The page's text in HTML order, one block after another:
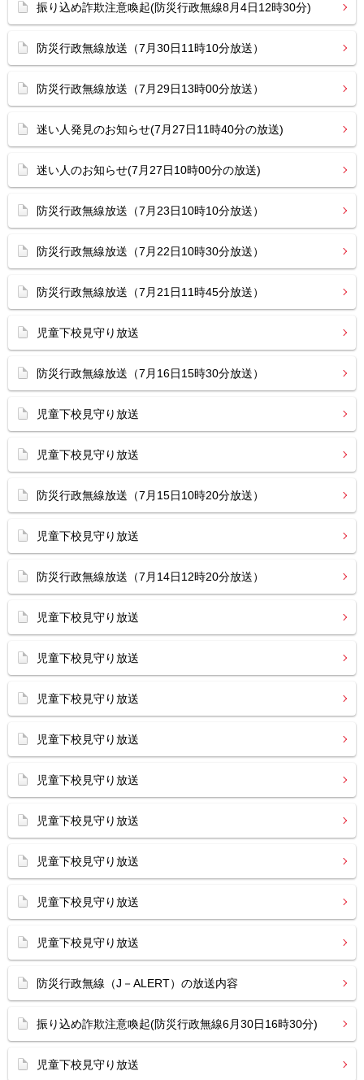
振り込め詐欺注意喚起(防災行政無線8月4日12時30分)
防災行政無線放送（7月30日11時10分放送）
防災行政無線放送（7月29日13時00分放送）
迷い人発見のお知らせ(7月27日11時40分の放送)
迷い人のお知らせ(7月27日10時00分の放送)
防災行政無線放送（7月23日10時10分放送）
防災行政無線放送（7月22日10時30分放送）
防災行政無線放送（7月21日11時45分放送）
児童下校見守り放送
防災行政無線放送（7月16日15時30分放送）
児童下校見守り放送
児童下校見守り放送
防災行政無線放送（7月15日10時20分放送）
児童下校見守り放送
防災行政無線放送（7月14日12時20分放送）
児童下校見守り放送
児童下校見守り放送
児童下校見守り放送
児童下校見守り放送
児童下校見守り放送
児童下校見守り放送
児童下校見守り放送
児童下校見守り放送
児童下校見守り放送
防災行政無線（J－ALERT）の放送内容
振り込め詐欺注意喚起(防災行政無線6月30日16時30分)
児童下校見守り放送